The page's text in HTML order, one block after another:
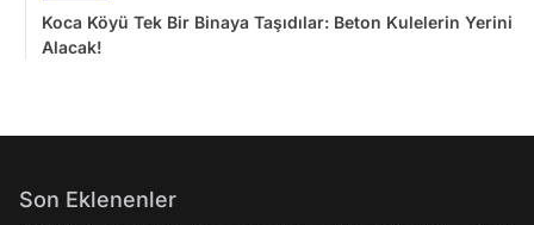
Koca Köyü Tek Bir Binaya Taşıdılar: Beton Kulelerin Yerini
Alacak!
Son Eklenenler